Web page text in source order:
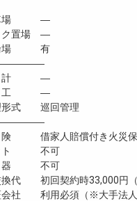
車場 ―
ク置場 ―
場 有
計 ―
工 ―
形式 巡回管理
借家人賠償付き火災保
ト 不可
器 不可
換代 初回契約時33,000円（
会社 利用必須（※大手法人